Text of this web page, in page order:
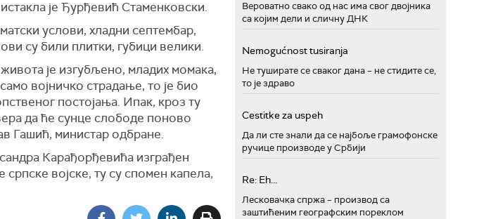
је Ђурђевић Стаменковски.
услови, хладни септембар,
су били плитки, губици велики.
је изгубљено, младих момака,
војничко страдање, то је био
постојања. Ипак, кроз ту
да ће сунце слободе поново
Гашић, министар одбране.
Карађорђевића изграђен
војске, ту су спомен капела,
Вероватно свако од нас има свог двојника
са којим дели и сличну ДНК
Nemogućnost tusiranja
Не туширате се сваког дана – не стидите се,
то је здраво
Cestitke za uspeh
Да ли сте знали да се најбоље грамофонске
ручице производе у Србији
Re: Eh...
Лесковачка спржа – производ са
заштићеним географским пореклом